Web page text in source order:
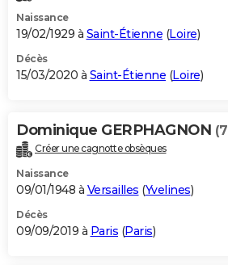
Naissance
19/02/1929 à Saint-Étienne (Loire)
Décès
15/03/2020 à Saint-Étienne (Loire)
Dominique GERPHAGNON
Créer une cagnotte obsèques
Naissance
09/01/1948 à Versailles (Yvelines)
Décès
09/09/2019 à Paris (Paris)